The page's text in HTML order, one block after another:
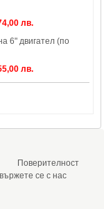
лв.
6" двигател (по
лв.
Поверителност
се с нас